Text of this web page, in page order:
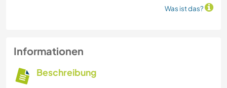
Was ist das?
Informationen
Beschreibung